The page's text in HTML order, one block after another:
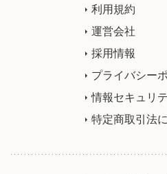
利用規約
運営会社
採用情報
プライバシー
情報セキュリ
特定商取引法